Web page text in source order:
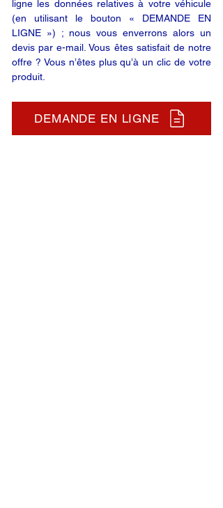
ligne les données relatives à votre véhicule
(en utilisant le bouton « DEMANDE EN
LIGNE ») ; nous vous enverrons alors un
devis par e-mail. Vous êtes satisfait de notre
offre ? Vous n’êtes plus qu’à un clic de votre
produit.
DEMANDE EN LIGNE